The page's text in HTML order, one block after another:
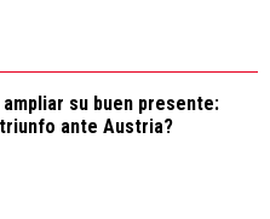
su buen presente:
ante Austria?